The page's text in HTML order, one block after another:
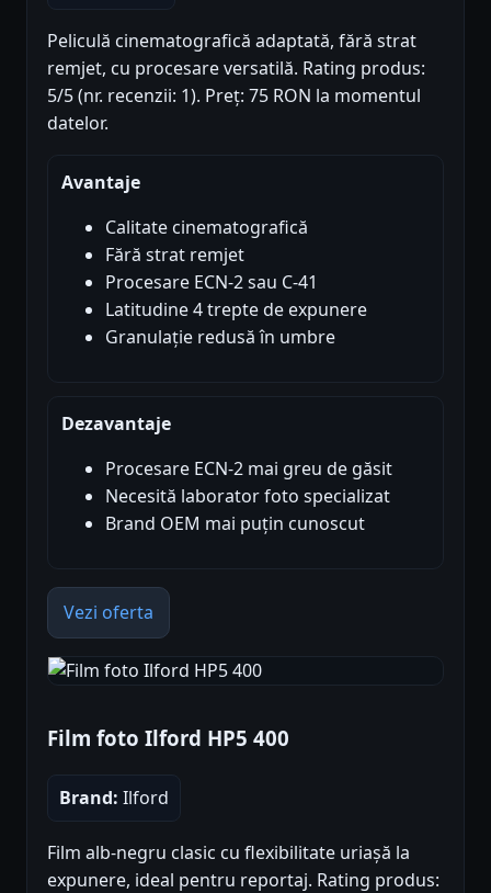
Peliculă cinematografică adaptată, fără strat
remjet, cu procesare versatilă. Rating produs:
5/5 (nr. recenzii: 1). Preț: 75 RON la momentul
datelor.
Avantaje
Calitate cinematografică
Fără strat remjet
Procesare ECN-2 sau C-41
Latitudine 4 trepte de expunere
Granulație redusă în umbre
Dezavantaje
Procesare ECN-2 mai greu de găsit
Necesită laborator foto specializat
Brand OEM mai puțin cunoscut
Vezi oferta
Film foto Ilford HP5 400
Brand: Ilford
Film alb-negru clasic cu flexibilitate uriașă la
expunere, ideal pentru reportaj. Rating produs: